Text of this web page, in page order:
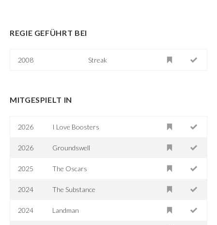
REGIE GEFÜHRT BEI
2008 Streak
MITGESPIELT IN
2026 I Love Boosters
2026 Groundswell
2025 The Oscars
2024 The Substance
2024 Landman